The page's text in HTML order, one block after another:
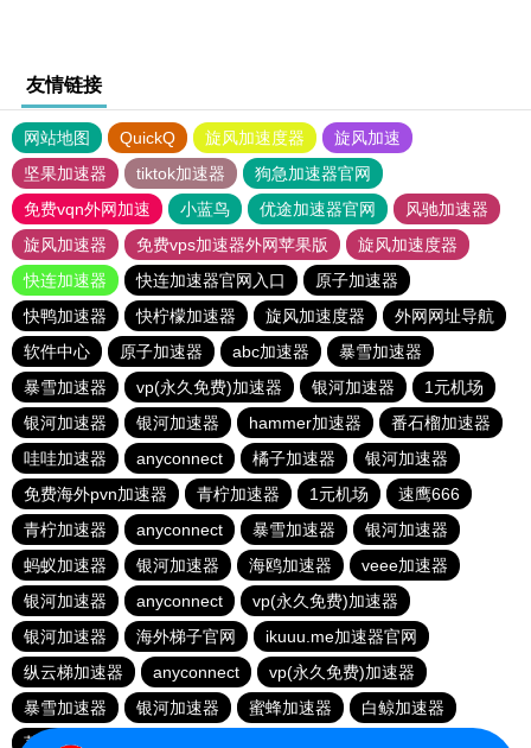
友情链接
网站地图 QuickQ 旋风加速度器
旋风加速
坚果加速器
tiktok加速器
狗急加速器官网
免费vqn外网加速
小蓝鸟 优途加速器官网
风驰加速器
旋风加速器
免费vps加速器外网苹果版
旋风加速度器
快连加速器
快连加速器官网入口
原子加速器
快鸭加速器
快柠檬加速器 旋风加速度器
外网网址导航
软件中心
原子加速器 abc加速器
暴雪加速器
暴雪加速器
vp(永久免费)加速器 银河加速器
1元机场
银河加速器
银河加速器 hammer加速器
番石榴加速器
哇哇加速器
anyconnect 橘子加速器
银河加速器
免费海外pvn加速器
青柠加速器 1元机场
速鹰666
青柠加速器
anyconnect 暴雪加速器
银河加速器
蚂蚁加速器
银河加速器 海鸥加速器
veee加速器
银河加速器
anyconnect
vp(永久免费)加速器
银河加速器
海外梯子官网
ikuuu.me加速器官网
纵云梯加速器
anyconnect
vp(永久免费)加速器
暴雪加速器
银河加速器 蜜蜂加速器
白鲸加速器
荔枝加速器